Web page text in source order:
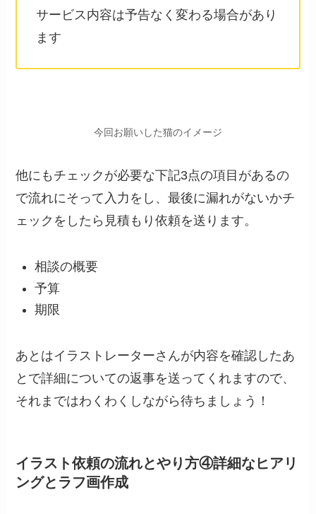
サービス内容は予告なく変わる場合があり
ます
今回お願いした猫のイメージ
他にもチェックが必要な下記3点の項目があるの
で流れにそって入力をし、最後に漏れがないかチ
ェックをしたら見積もり依頼を送ります。
相談の概要
予算
期限
あとはイラストレーターさんが内容を確認したあ
とで詳細についての返事を送ってくれますので、
それまではわくわくしながら待ちましょう！
イラスト依頼の流れとやり方④詳細なヒアリ
ングとラフ画作成